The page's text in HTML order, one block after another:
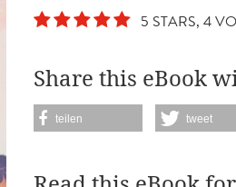
5 STARS, 4
Share this eBook
teilen tweet